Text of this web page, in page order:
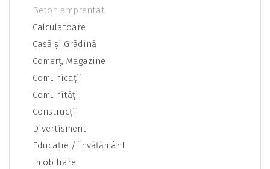
Beton amprentat
Calculatoare
Casă şi Grădină
Comerţ, Magazine
Comunicaţii
Comunităţi
Construcţii
Divertisment
Educaţie / Învăţământ
Imobiliare